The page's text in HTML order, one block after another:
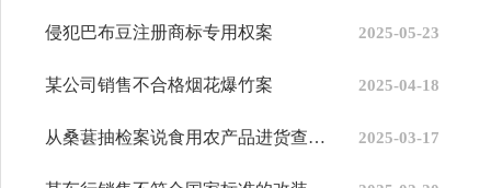
侵犯巴布豆注册商标专用权案 2025-05-23
某公司销售不合格烟花爆竹案 2025-04-18
从桑葚抽检案说食用农产品进货查验的重要性 2025-03-17